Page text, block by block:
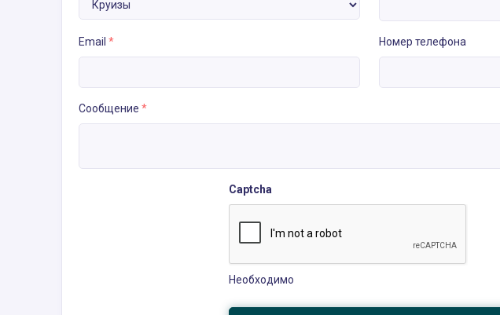
Email * Номер телефона
Сообщение *
Captcha
Необходимо